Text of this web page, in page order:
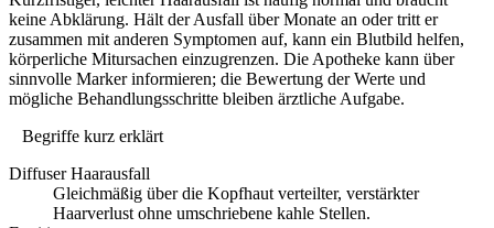
keine Abklärung. Hält der Ausfall über Monate an oder tritt er
zusammen mit anderen Symptomen auf, kann ein Blutbild helfen,
körperliche Mitursachen einzugrenzen. Die Apotheke kann über
sinnvolle Marker informieren; die Bewertung der Werte und
mögliche Behandlungsschritte bleiben ärztliche Aufgabe.
Begriffe kurz erklärt
Diffuser Haarausfall
Gleichmäßig über die Kopfhaut verteilter, verstärkter
Haarverlust ohne umschriebene kahle Stellen.